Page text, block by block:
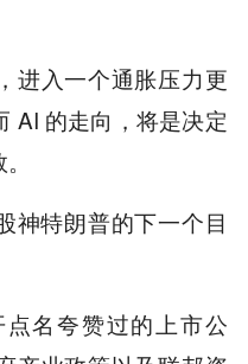
进入一个通胀压力更
AI 的走向，将是决定
神特朗普的下一个目
名夸赞过的上市公